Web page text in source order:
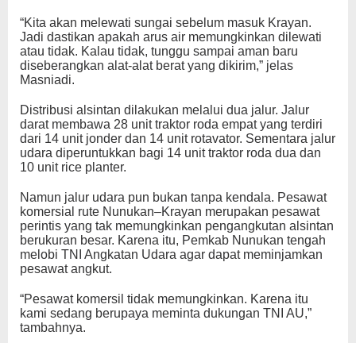
“Kita akan melewati sungai sebelum masuk Krayan.
Jadi dastikan apakah arus air memungkinkan dilewati
atau tidak. Kalau tidak, tunggu sampai aman baru
diseberangkan alat-alat berat yang dikirim,” jelas
Masniadi.
Distribusi alsintan dilakukan melalui dua jalur. Jalur
darat membawa 28 unit traktor roda empat yang terdiri
dari 14 unit jonder dan 14 unit rotavator. Sementara jalur
udara diperuntukkan bagi 14 unit traktor roda dua dan
10 unit rice planter.
Namun jalur udara pun bukan tanpa kendala. Pesawat
komersial rute Nunukan–Krayan merupakan pesawat
perintis yang tak memungkinkan pengangkutan alsintan
berukuran besar. Karena itu, Pemkab Nunukan tengah
melobi TNI Angkatan Udara agar dapat meminjamkan
pesawat angkut.
“Pesawat komersil tidak memungkinkan. Karena itu
kami sedang berupaya meminta dukungan TNI AU,”
tambahnya.